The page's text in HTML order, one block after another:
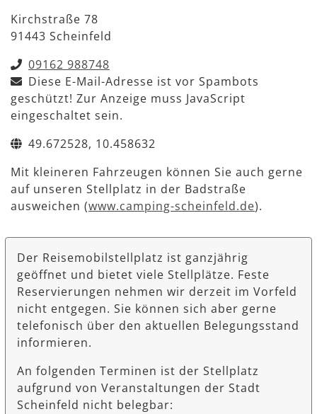
Kirchstraße 78
91443 Scheinfeld
09162 988748
Diese E-Mail-Adresse ist vor Spambots
geschützt! Zur Anzeige muss JavaScript
eingeschaltet sein.
49.672528, 10.458632
Mit kleineren Fahrzeugen können Sie auch gerne
auf unseren Stellplatz in der Badstraße
ausweichen (www.camping-scheinfeld.de).
Der Reisemobilstellplatz ist ganzjährig
geöffnet und bietet viele Stellplätze. Feste
Reservierungen nehmen wir derzeit im Vorfeld
nicht entgegen. Sie können sich aber gerne
telefonisch über den aktuellen Belegungsstand
informieren.
An folgenden Terminen ist der Stellplatz
aufgrund von Veranstaltungen der Stadt
Scheinfeld nicht belegbar: